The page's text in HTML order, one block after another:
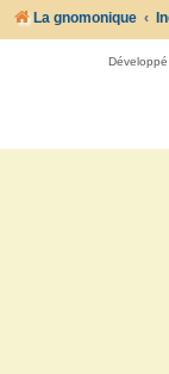
La gnomonique